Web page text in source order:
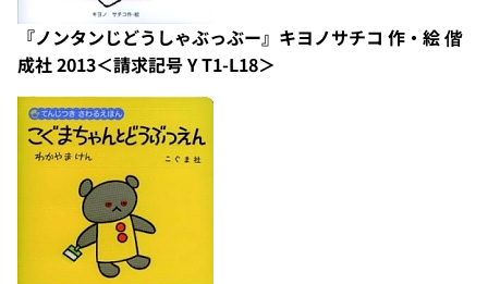
『ノンタンじどうしゃぶっぶー』キヨノサチコ 作・絵 偕
成社 2013＜請求記号 Y T1-L18＞